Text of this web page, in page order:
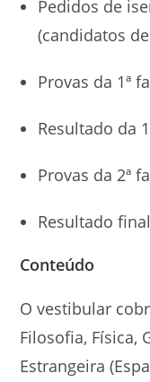
Pedidos de
(candidatos
Provas da 1ª
Resultado da
Provas da 2ª
Resultado
Conteúdo
O vestibular
Filosofia, Física,
Estrangeira